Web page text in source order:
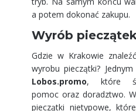
a potem dokonać zakupu.
Wyrób
Gdzie w Krakowie
wyrobu pieczątki?
Lobos.promo, które
pomoc oraz doradztwo.
pieczątki nietypowe,